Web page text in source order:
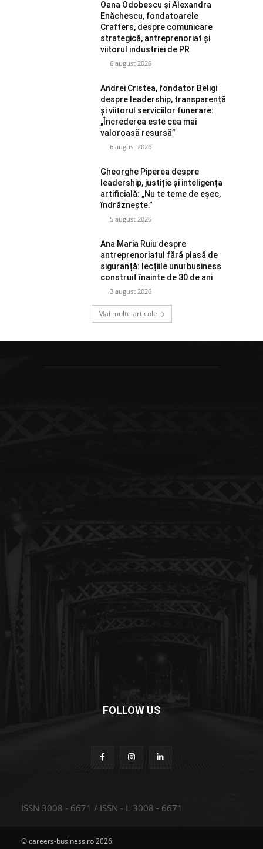
Oana Odobescu și Alexandra
Enăchescu, fondatoarele
Crafters, despre comunicare
strategică, antreprenoriat și
viitorul industriei de PR
6 august 2026
Andrei Cristea, fondator Beligi
despre leadership, transparență
și viitorul serviciilor funerare:
„Încrederea este cea mai
valoroasă resursă”
6 august 2026
Gheorghe Piperea despre
leadership, justiție și inteligența
artificială: „Nu te teme de eșec,
îndrăznește.”
5 august 2026
Ana Maria Ruiu despre
antreprenoriatul fără plasă de
siguranță: lecțiile unui business
construit înainte de 30 de ani
3 august 2026
Mai multe articole
FOLLOW US
ISSN 3008 - 6671 / ISSN - L 3008 - 6671
© careers-business.ro 2026